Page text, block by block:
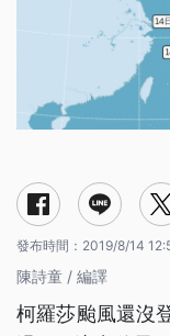
發布時間： 2019/8/14
陳詩童 / 編譯
柯羅莎颱風還沒